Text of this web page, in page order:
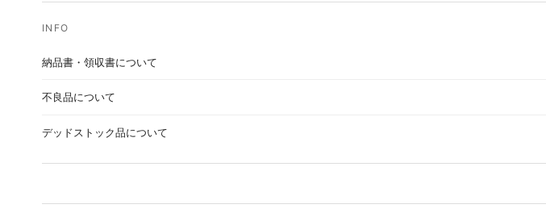
納品書・領収書について
不良品について
デッドストック品について